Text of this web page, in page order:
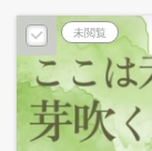
未閲覧